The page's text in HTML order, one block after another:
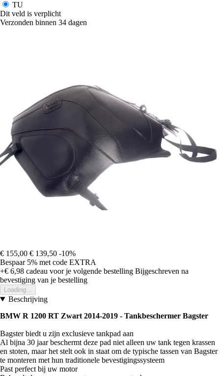
TU
Dit veld is verplicht
Verzonden binnen 34 dagen
€ 155,00 € 139,50 -10%
Bespaar 5% met code EXTRA
+€ 6,98 cadeau voor je volgende bestelling Bijgeschreven na
bevestiging van je bestelling
Loading...
Beschrijving
BMW R 1200 RT Zwart 2014-2019 - Tankbeschermer Bagster
Bagster biedt u zijn exclusieve tankpad aan
Al bijna 30 jaar beschermt deze pad niet alleen uw tank tegen krassen
en stoten, maar het stelt ook in staat om de typische tassen van Bagster
te monteren met hun traditionele bevestigingssysteem
Past perfect bij uw motor